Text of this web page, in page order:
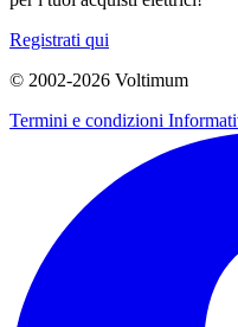
Registrati qui
© 2002-2026 Voltimum
Termini e condizioni